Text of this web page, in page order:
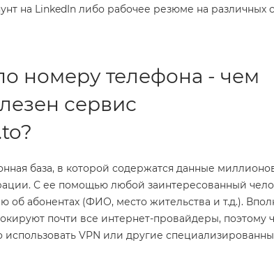
на LinkedIn либо рабочее резюме на различных
номеру телефона - чем
сервис
база, в которой содержатся данные
С ее помощью любой заинтересованный
об абонентах (ФИО, место жительства и т.д.).
почти все интернет-провайдеры, поэтому
использовать VPN или другие